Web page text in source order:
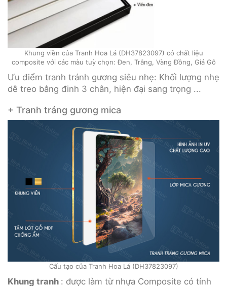
Khung viền của Tranh Hoa Lá (DH37823097) có chất liệu
composite với các màu tuỳ chọn: Đen, Trắng, Vàng Đồng, Giả Gỗ
Ưu điểm tranh tránh gương siêu nhẹ: Khối lượng nhẹ
dễ treo bằng đinh 3 chân, hiện đại sang trọng ...
+ Tranh tráng gương mica
Cấu tạo của Tranh Hoa Lá (DH37823097)
Khung tranh : được làm từ nhựa Composite có tính